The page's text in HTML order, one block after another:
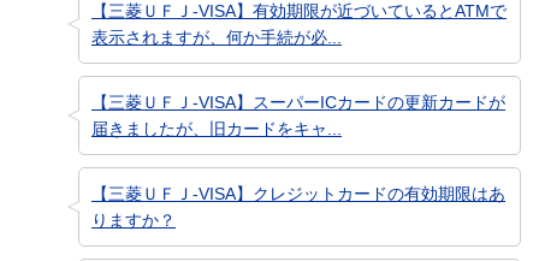
【三菱ＵＦＪ-VISA】有効期限が近づいているとATMで
表示されますが、何か手続が必...
【三菱ＵＦＪ-VISA】スーパーICカードの更新カードが
届きましたが、旧カードをキャ...
【三菱ＵＦＪ-VISA】クレジットカードの有効期限はあ
りますか？